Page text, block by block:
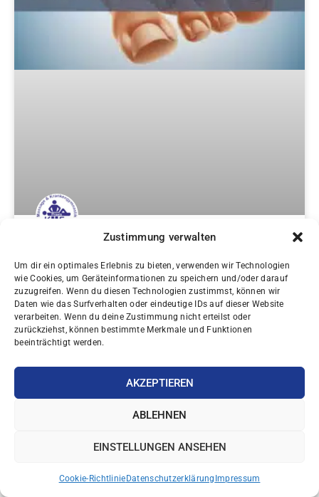
Zustimmung verwalten
Um dir ein optimales Erlebnis zu bieten, verwenden wir Technologien
wie Cookies, um Geräteinformationen zu speichern und/oder darauf
zuzugreifen. Wenn du diesen Technologien zustimmst, können wir
Daten wie das Surfverhalten oder eindeutige IDs auf dieser Website
verarbeiten. Wenn du deine Zustimmung nicht erteilst oder
zurückziehst, können bestimmte Merkmale und Funktionen
beeinträchtigt werden.
AKZEPTIEREN
ABLEHNEN
EINSTELLUNGEN ANSEHEN
Cookie-Richtlinie Datenschutzerklärung Impressum
Millionen leiden unter einer Hammerzehen-Deformität,
aber das Erkennen dieser frühen Warnsignale könnte
jahrelange unnötige Fußschmerzen verhindern.